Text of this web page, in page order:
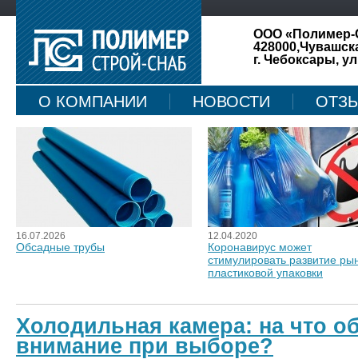
ООО «Полимер-
г. Чебоксары,
О КОМПАНИИ НОВОСТИ
КАРТА САЙТА
16.07.2026
Обсадные трубы
12.04.2020
Коронавирус может
стимулировать развитие
пластиковой упаковки
Холодильная камера: на что
внимание при выборе?